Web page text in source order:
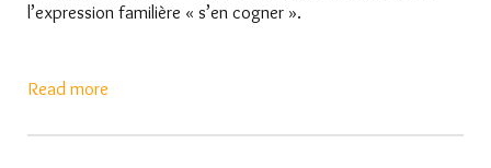
l’expression familière « s’en cogner ».
Read more